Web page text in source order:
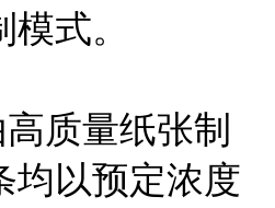
式。
质量纸张制
均以预定浓度